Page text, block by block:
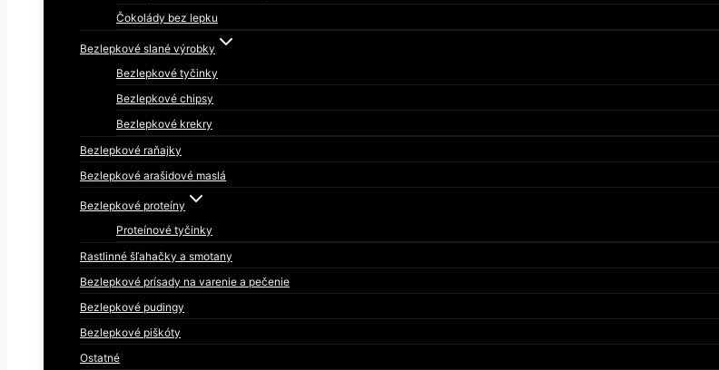
Čokolády bez lepku
Bezlepkové slané výrobky
Bezlepkové tyčinky
Bezlepkové chipsy
Bezlepkové krekry
Bezlepkové raňajky
Bezlepkové arašidové maslá
Bezlepkové proteíny
Proteínové tyčinky
Rastlinné šľahačky a smotany
Bezlepkové prísady na varenie a pečenie
Bezlepkové pudingy
Bezlepkové piškóty
Ostatné